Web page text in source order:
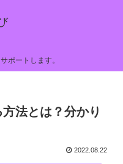
ポートします。
法とは？分かり
2022.08.22